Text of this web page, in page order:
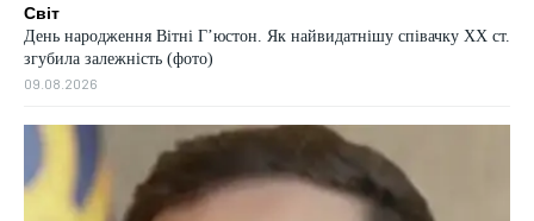
Світ
День народження Вітні Гʼюстон. Як найвидатнішу співачку ХХ ст.
згубила залежність (фото)
09.08.2026